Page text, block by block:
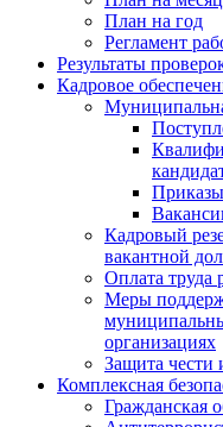
План на год
Регламент
Результаты
Кадровое
Приказы
Кадровый
вакантной
Оплата труда
Меры
организациях
Защита чести
Комплексная
Гражданская